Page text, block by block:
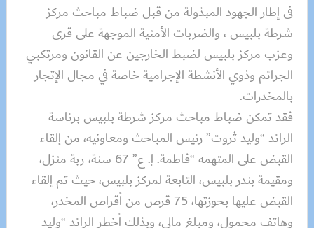
فى إطار الجهود المبذولة من قبل ضباط مباحث مركز
شرطة بلبيس ، والضربات الأمنية الموجهة على قرى
وعزب مركز بلبيس لضبط الخارجين عن القانون ومرتكبي
الجرائم وذوي الأنشطة الإجرامية خاصة في مجال الإتجار
بالمخدرات.
فقد تمكن ضباط مباحث مركز شرطة بلبيس برئاسة
الرائد “وليد ثروت” رئيس المباحث ومعاونيه، من إلقاء
القبض على المتهمه “فاطمة. إ. ع” 67 سنة، ربة منزل،
ومقيمة بندر بلبيس، التابعة لمركز بلبيس، حيث تم إلقاء
القبض عليها بحوزتها، 75 قرص من أقراص المخدر،
وهاتف محمول، ومبلغ مالى، وبذلك أخطر الرائد “وليد